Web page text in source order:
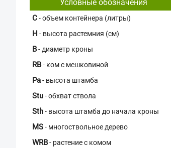
Условные обозначения
C- объем контейнера (литры)
H - высота растемния (см)
В- диаметр кроны
RB- ком с мешковиной
Pa- высота штамба
Stu- обхват ствола
Sth- высота штамба до начала кроны
MS- многоствольное дерево
WRB- растение с комом